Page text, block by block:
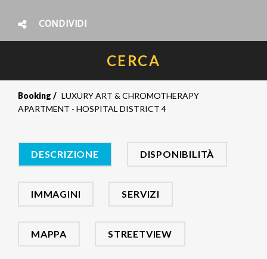
CONDIVIDI
CERCA
Booking
LUXURY ART & CHROMOTHERAPY
APARTMENT - HOSPITAL DISTRICT 4
DESCRIZIONE DISPONIBILITÀ
IMMAGINI SERVIZI
MAPPA STREETVIEW